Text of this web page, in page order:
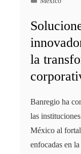
la
Banregio ha
las
México al
enfocadas en